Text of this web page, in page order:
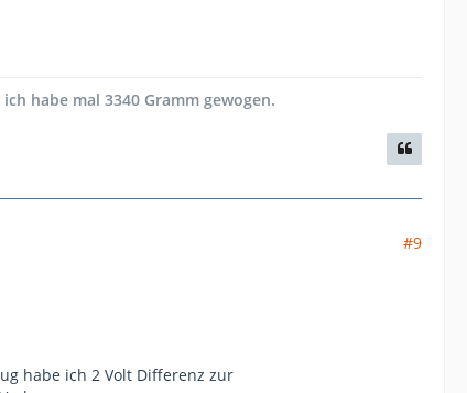
habe mal 3340 Gramm gewogen.
#9
habe ich 2 Volt Differenz zur